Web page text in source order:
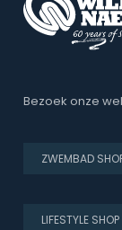
Bezoek onze
ZWEMBAD
LIFESTYLE SHOP